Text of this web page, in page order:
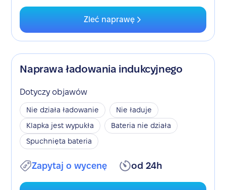
Zleć naprawę
Naprawa ładowania indukcyjnego
Dotyczy objawów
Nie działa ładowanie
Nie ładuje
Klapka jest wypukła
Bateria nie działa
Spuchnięta bateria
Zapytaj o wycenę od 24h